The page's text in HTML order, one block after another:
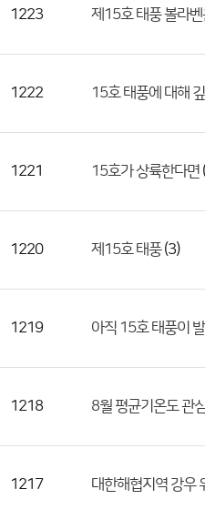
1223 제15호 태풍 볼라벤
1222 15호 태풍에 대해
1221 15호가 상륙한다면
1220 제15호 태풍(3)
1219 아직 15호 태풍이
1218 8월 평균기온도 관
1217 대한해협지역 강우